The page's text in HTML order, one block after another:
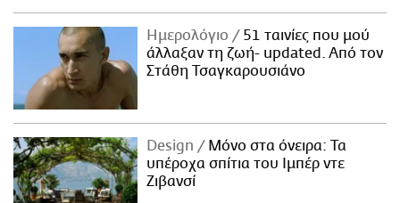
Ημερολόγιο
51 ταινίες που μού
άλλαξαν τη ζωή- updated. Aπό τον
Στάθη Τσαγκαρουσιάνο
Design
Μόνο στα όνειρα: Τα
υπέροχα σπίτια του Ιμπέρ ντε
Ζιβανσί